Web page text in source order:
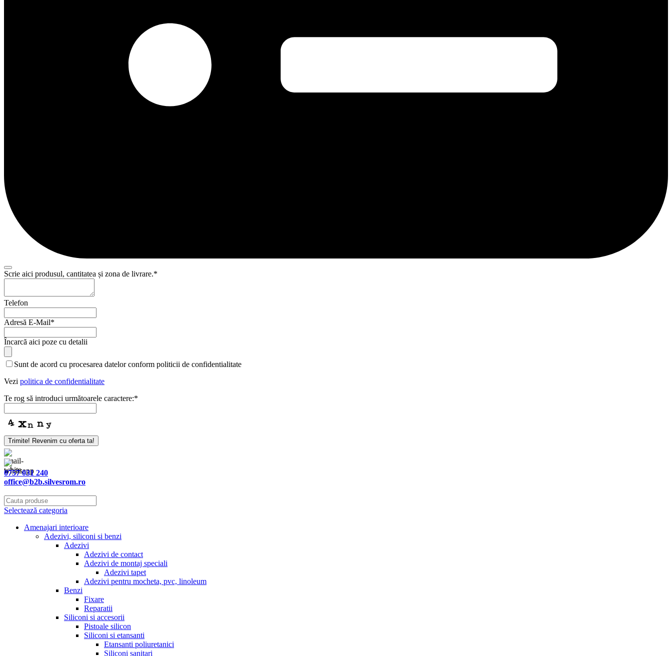
Scrie aici produsul, cantitatea și zona de livrare.*
Website
Telefon
Adresă E-Mail*
Încarcă aici poze cu detalii
Sunt de acord cu procesarea datelor conform politicii de confidentialitate
Vezi politica de confidentialitate
Te rog să introduci următoarele caractere:*
Trimite! Revenim cu oferta ta!
0757 031 240
office@b2b.silvesrom.ro
Selectează categoria
Amenajari interioare
Adezivi, siliconi si benzi
Adezivi
Adezivi de contact
Adezivi de montaj speciali
Adezivi tapet
Adezivi pentru mocheta, pvc, linoleum
Benzi
Fixare
Reparatii
Siliconi si accesorii
Pistoale silicon
Siliconi si etansanti
Etansanti poliuretanici
Siliconi sanitari